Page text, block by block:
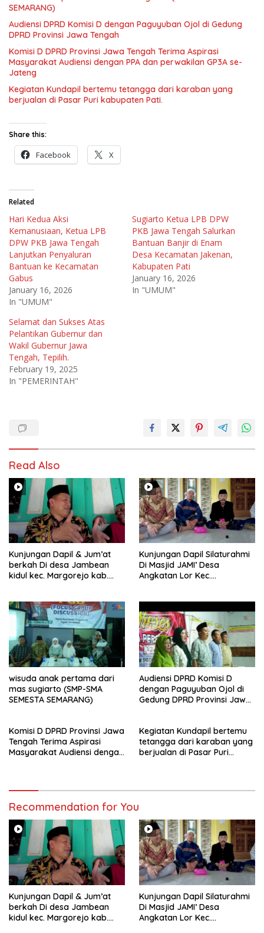
SEMARANG)
Audiensi DPRD Komisi D dengan Paguyuban Ojol di Gedung
DPRD Provinsi Jawa Tengah
Komisi D DPRD Provinsi Jawa Tengah Terima Aspirasi
Masyarakat Audiensi dengan PPA dan perwakilan GP3A se-
Jateng
Kegiatan Kundapil bertemu tetangga dari karaban yang
berjualan di Pasar Puri kabupaten Pati.
Share this:
Facebook X
Related
Hari Kedua Aksi
Kemanusiaan, Ketua LPB
DPW PKB Jawa Tengah
Lanjutkan Penyaluran
Bantuan ke Kecamatan
Gabus
January 16, 2026
In "UMUM"
Sugiarto Ketua LPB DPW
PKB Jawa Tengah Salurkan
Bantuan Banjir di Enam
Desa Kecamatan Jakenan,
Kabupaten Pati
January 16, 2026
In "UMUM"
Selamat dan Sukses Atas
Pelantikan Gubernur dan
Wakil Gubernur Jawa
Tengah, Tepilih.
February 19, 2025
In "PEMERINTAH"
Read Also
Kunjungan Dapil & Jum’at
berkah Di desa Jambean
kidul kec. Margorejo kab.
Kunjungan Dapil Silaturahmi
Di Masjid JAMI’ Desa
Angkatan Lor Kec.
wisuda anak pertama dari
mas sugiarto (SMP-SMA
SEMESTA SEMARANG)
Audiensi DPRD Komisi D
dengan Paguyuban Ojol di
Gedung DPRD Provinsi Jawa
Komisi D DPRD Provinsi Jawa
Tengah Terima Aspirasi
Masyarakat Audiensi dengan
Kegiatan Kundapil bertemu
tetangga dari karaban yang
berjualan di Pasar Puri
Recommendation for You
Kunjungan Dapil & Jum’at
berkah Di desa Jambean
kidul kec. Margorejo kab.
Kunjungan Dapil Silaturahmi
Di Masjid JAMI’ Desa
Angkatan Lor Kec.